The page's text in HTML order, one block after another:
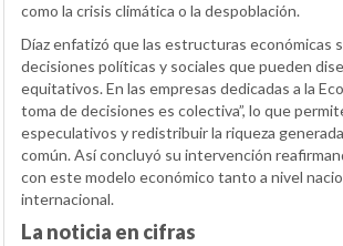
como la crisis climática o la despoblación.
Díaz enfatizó que las estructuras económicas
decisiones políticas y sociales que pueden
equitativos. En las empresas dedicadas a la
toma de decisiones es colectiva”, lo que
especulativos y redistribuir la riqueza
común. Así concluyó su intervención
con este modelo económico tanto a nivel
internacional.
La noticia en cifras